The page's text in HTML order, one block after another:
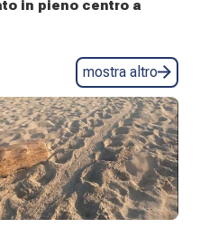
in pieno centro a
mostra altro